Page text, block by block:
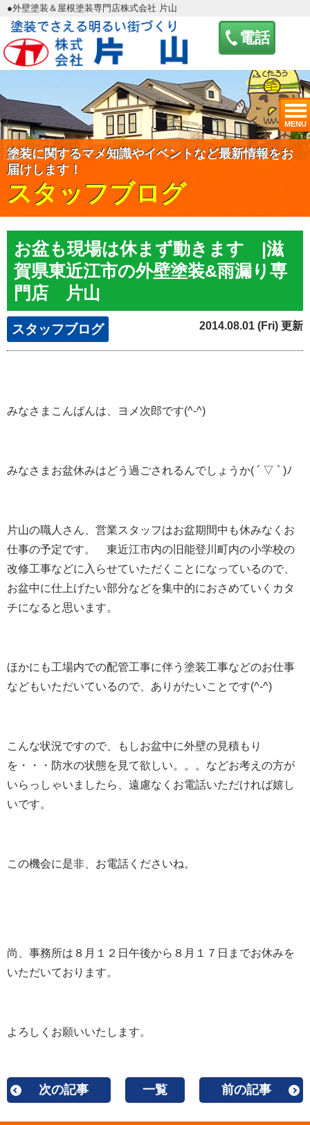
電話
MENU
●外壁塗装＆屋根塗装専門店株式会社 片山
塗装に関するマメ知識やイベントなど最新情報をお
届けします！
スタッフブログ
お盆も現場は休まず動きます |滋
賀県東近江市の外壁塗装&雨漏り専
門店 片山
スタッフブログ 2014.08.01 (Fri) 更新
みなさまこんばんは、ヨメ次郎です(^-^)
みなさまお盆休みはどう過ごされるんでしょうか( ´ ▽ ` )ﾉ
片山の職人さん、営業スタッフはお盆期間中も休みなくお
仕事の予定です。 東近江市内の旧能登川町内の小学校の
改修工事などに入らせていただくことになっているので、
お盆中に仕上げたい部分などを集中的におさめていくカタ
チになると思います。
ほかにも工場内での配管工事に伴う塗装工事などのお仕事
などもいただいているので、ありがたいことです(^-^)
こんな状況ですので、もしお盆中に外壁の見積もり
を・・・防水の状態を見て欲しい。。。などお考えの方が
いらっしゃいましたら、遠慮なくお電話いただければ嬉し
いです。
この機会に是非、お電話くださいね。
尚、事務所は８月１２日午後から８月１７日までお休みを
いただいております。
よろしくお願いいたします。
次の記事 一覧 前の記事